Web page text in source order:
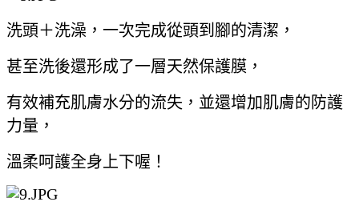
洗頭＋洗澡，一次完成從頭到腳的清潔，
甚至洗後還形成了一層天然保護膜，
有效補充肌膚水分的流失，並還增加肌膚的防護
力量，
溫柔呵護全身上下喔！